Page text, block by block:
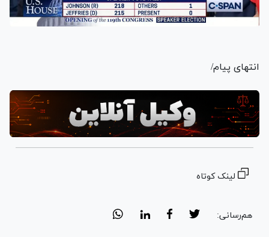
انتهای پیام/
لینک کوتاه
هم‌رسانی: